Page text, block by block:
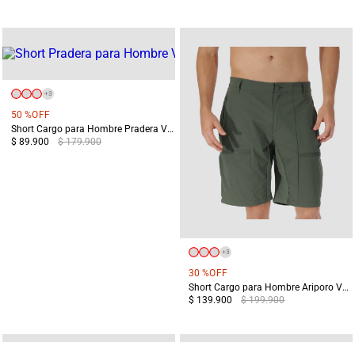
+3
50 %OFF
Short Cargo para Hombre Pradera Verde
$ 89.900
$ 179.900
+3
30 %OFF
Short Cargo para Hombre Ariporo Verde
$ 139.900
$ 199.900